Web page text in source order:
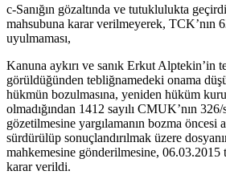
c-Sanığın gözaltında ve tutuklulukta
mahsubuna karar verilmeyerek, TCK’nın
uyulmaması,
Kanuna aykırı ve sanık Erkut Alptekin’in
görüldüğünden tebliğnamedeki onama
hükmün bozulmasına, yeniden hüküm
olmadığından 1412 sayılı CMUK’nın
gözetilmesine yargılamanın bozma öncesi
sürdürülüp sonuçlandırılmak üzere
mahkemesine gönderilmesine,
karar verildi.